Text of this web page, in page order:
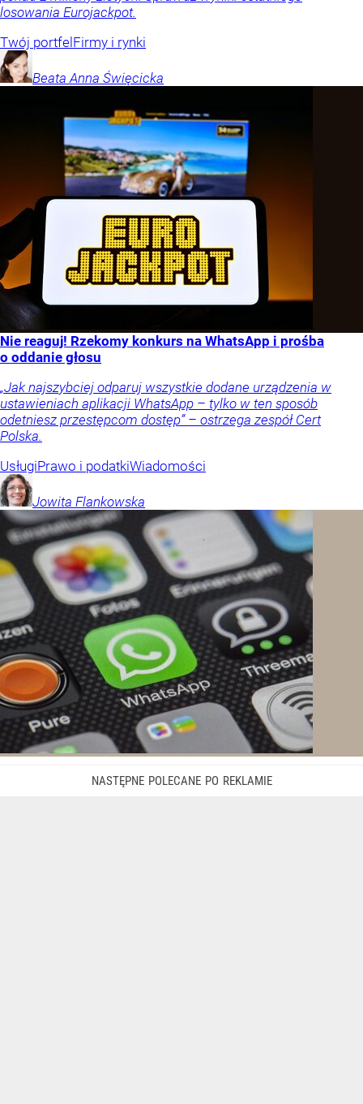
losowania Eurojackpot.
Twój portfel Firmy i rynki
Beata Anna Święcicka
Nie reaguj! Rzekomy konkurs na WhatsApp i prośba
o oddanie głosu
„Jak najszybciej odparuj wszystkie dodane urządzenia w
ustawieniach aplikacji WhatsApp – tylko w ten sposób
odetniesz przestępcom dostęp” – ostrzega zespół Cert
Polska.
UsługiPrawo i podatkiWiadomości
Jowita Flankowska